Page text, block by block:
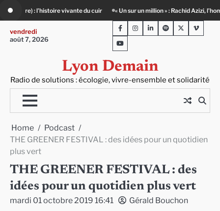
content
« Un sur un million » : Rachid Azizi, l’homme sous l’uniforme de police
vendredi
août 7, 2026
Lyon Demain
Radio de solutions : écologie, vivre-ensemble et solidarité
FacebookInstagram
LinkedInSpotifyTwitterViméo
Youtube
Home
Podcast
THE GREENER FESTIVAL : des idées pour un quotidien
plus vert
THE GREENER FESTIVAL : des
idées pour un quotidien plus vert
mardi 01 octobre 2019 16:41 Gérald Bouchon